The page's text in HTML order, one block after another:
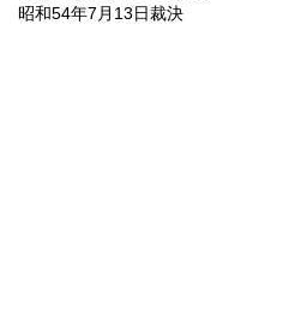
昭和54年7月13日裁決